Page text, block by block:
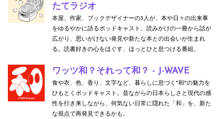
たてラジオ
本屋、作家、ブックデザイナーの3人が、本や日々の出来事
をゆるやかに語るポッドキャスト。読みかけの一冊から話が
広がり、思いがけない発見や新たな本との出会いが生まれ
る。読書好きの心をほぐす、ほっとひと息つける番組。
ワッツ和？それって和？ - J-WAVE
食や衣、色、香り、文字など、暮らしに息づく"和"の魅力を
ひもとくポッドキャスト。昔ながらの日本らしさと現代の感
性を行き来しながら、何気ない日常に隠れた「和」を、新た
な視点で再発見できるかも。